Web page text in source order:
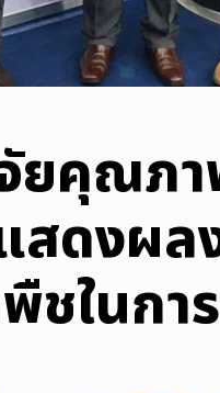
ยคุณภ
สดงผล
ชในกา